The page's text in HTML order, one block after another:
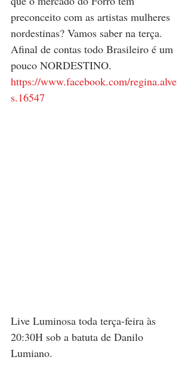
preconceito com as artistas mulheres
nordestinas? Vamos saber na terça.
Afinal de contas todo Brasileiro é um
pouco NORDESTINO.
https://www.facebook.com/regina.alve
s.16547
Live Luminosa toda terça-feira às
20:30H sob a batuta de Danilo
Lumiano.